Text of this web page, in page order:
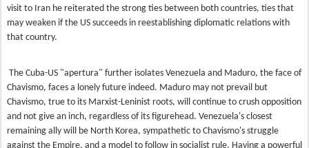
visit to Iran he reiterated the strong ties between both countries, ties that
may weaken if the US succeeds in reestablishing diplomatic relations with
that country.
The Cuba-US "apertura" further isolates Venezuela and Maduro, the face of
Chavismo, faces a lonely future indeed. Maduro may not prevail but
Chavismo, true to its Marxist-Leninist roots, will continue to crush opposition
and not give an inch, regardless of its figurehead. Venezuela's closest
remaining ally will be North Korea, sympathetic to Chavismo's struggle
against the Empire, and a model to follow in socialist rule. Having a powerful